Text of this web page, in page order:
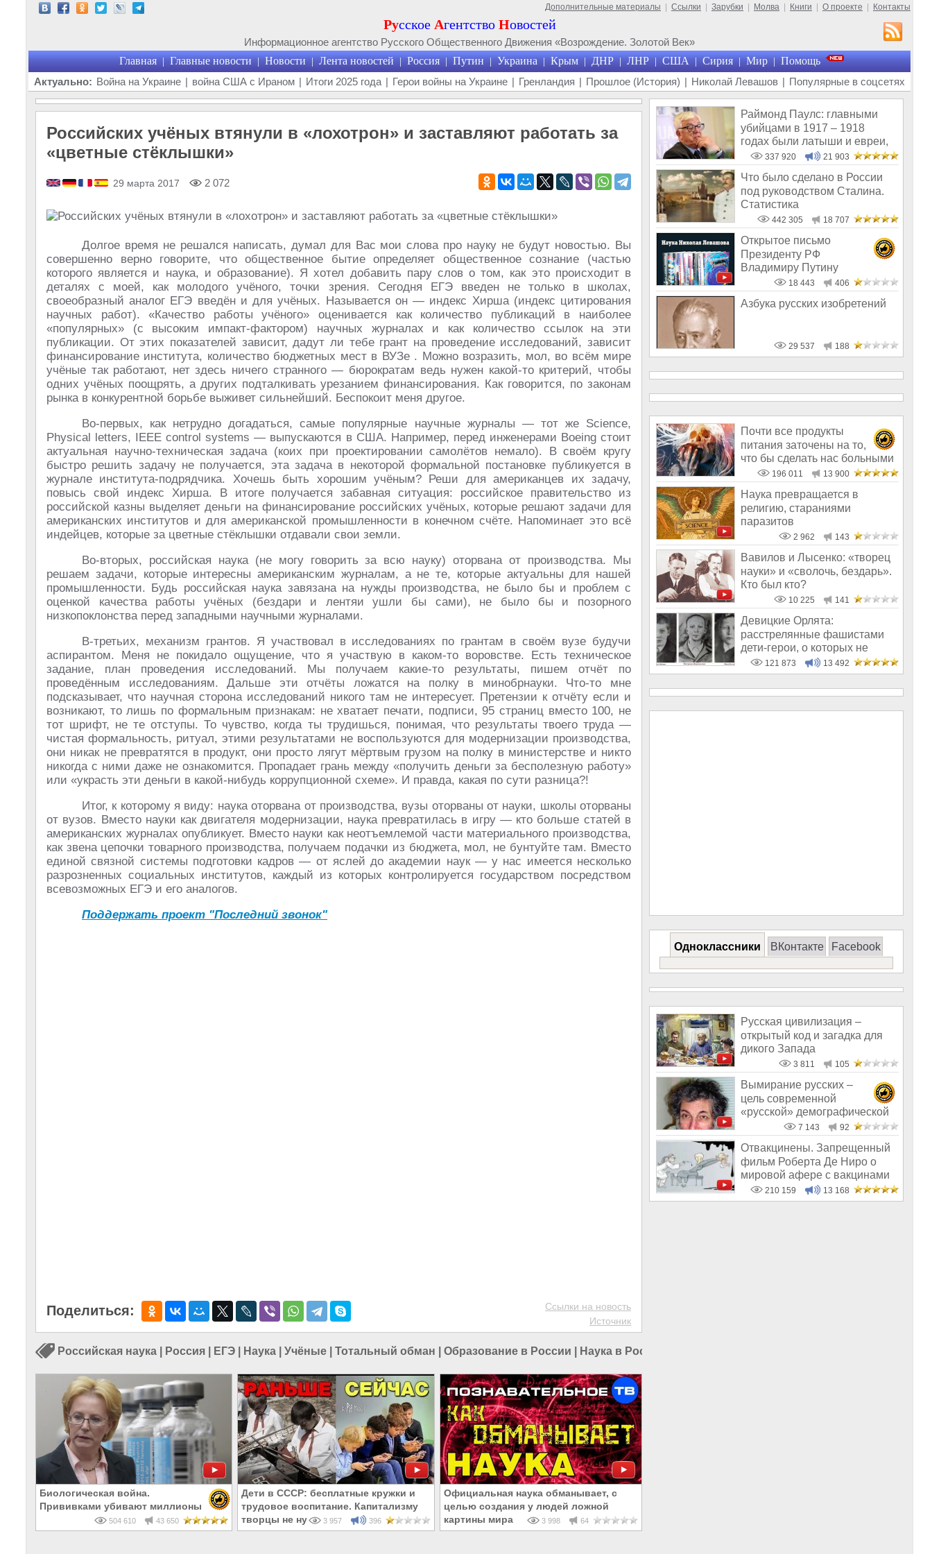
Дополнительные материалы Ссылки Зарубки Молва Книги О проекте Контакты
Русское Агентство Новостей
Информационное агентство Русского Общественного Движения «Возрождение. Золотой Век»
Главная | Главные новости | Новости | Лента новостей | Россия | Путин | Украина | Крым | ДНР | ЛНР | США | Сирия | Мир | Помощь
Актуально: Война на Украине | война США с Ираном | Итоги 2025 года | Герои войны на Украине | Гренландия | Прошлое (История) | Николай Левашов | Популярные в соцсетях
Российских учёных втянули в «лохотрон» и заставляют работать за
«цветные стёклышки»
29 марта 2017 2 072
Долгое время не решался написать, думал для Вас мои слова про науку не будут новостью. Вы
совершенно верно говорите, что общественное бытие определяет общественное сознание (частью
которого является и наука, и образование). Я хотел добавить пару слов о том, как это происходит в
деталях с моей, как молодого учёного, точки зрения. Сегодня ЕГЭ введен не только в школах,
своеобразный аналог ЕГЭ введён и для учёных. Называется он — индекс Хирша (индекс цитирования
научных работ). «Качество работы учёного» оценивается как количество публикаций в наиболее
«популярных» (с высоким импакт-фактором) научных журналах и как количество ссылок на эти
публикации. От этих показателей зависит, дадут ли тебе грант на проведение исследований, зависит
финансирование института, количество бюджетных мест в ВУЗе . Можно возразить, мол, во всём мире
учёные так работают, нет здесь ничего странного — бюрократам ведь нужен какой-то критерий, чтобы
одних учёных поощрять, а других подталкивать урезанием финансирования. Как говорится, по законам
рынка в конкурентной борьбе выживет сильнейший. Беспокоит меня другое.
Во-первых, как нетрудно догадаться, самые популярные научные журналы — тот же Science,
Physical letters, IEEE control systems — выпускаются в США. Например, перед инженерами Boeing стоит
актуальная научно-техническая задача (коих при проектировании самолётов немало). В своём кругу
быстро решить задачу не получается, эта задача в некоторой формальной постановке публикуется в
журнале института-подрядчика. Хочешь быть хорошим учёным? Реши для американцев их задачу,
повысь свой индекс Хирша. В итоге получается забавная ситуация: российское правительство из
российской казны выделяет деньги на финансирование российских учёных, которые решают задачи для
американских институтов и для американской промышленности в конечном счёте. Напоминает это всё
индейцев, которые за цветные стёклышки отдавали свои земли.
Во-вторых, российская наука (не могу говорить за всю науку) оторвана от производства. Мы
решаем задачи, которые интересны американским журналам, а не те, которые актуальны для нашей
промышленности. Будь российская наука завязана на нужды производства, не было бы и проблем с
оценкой качества работы учёных (бездари и лентяи ушли бы сами), не было бы и позорного
низкопоклонства перед западными научными журналами.
В-третьих, механизм грантов. Я участвовал в исследованиях по грантам в своём вузе будучи
аспирантом. Меня не покидало ощущение, что я участвую в каком-то воровстве. Есть техническое
задание, план проведения исследований. Мы получаем какие-то результаты, пишем отчёт по
проведённым исследованиям. Дальше эти отчёты ложатся на полку в минобрнауки. Что-то мне
подсказывает, что научная сторона исследований никого там не интересует. Претензии к отчёту если и
возникают, то лишь по формальным признакам: не хватает печати, подписи, 95 страниц вместо 100, не
тот шрифт, не те отступы. То чувство, когда ты трудишься, понимая, что результаты твоего труда —
чистая формальность, ритуал, этими результатами не воспользуются для модернизации производства,
они никак не превратятся в продукт, они просто лягут мёртвым грузом на полку в министерстве и никто
никогда с ними даже не ознакомится. Пропадает грань между «получить деньги за бесполезную работу»
или «украсть эти деньги в какой-нибудь коррупционной схеме». И правда, какая по сути разница?!
Итог, к которому я виду: наука оторвана от производства, вузы оторваны от науки, школы оторваны
от вузов. Вместо науки как двигателя модернизации, наука превратилась в игру — кто больше статей в
американских журналах опубликует. Вместо науки как неотъемлемой части материального производства,
как звена цепочки товарного производства, получаем подачки из бюджета, мол, не бунтуйте там. Вместо
единой связной системы подготовки кадров — от яслей до академии наук — у нас имеется несколько
разрозненных социальных институтов, каждый из которых контролируется государством посредством
всевозможных ЕГЭ и его аналогов.
Поддержать проект "Последний звонок"
Поделиться:
Ссылки на новость
Источник
Российская наука Россия ЕГЭ Наука Учёные Тотальный обман Образование в России Наука в России
Биологическая война.
Прививками убивают миллионы
504 610 43 650
Дети в СССР: бесплатные кружки и
трудовое воспитание. Капитализму
творцы не нужны3 957 396
Официальная наука обманывает, с
целью создания у людей ложной
картины мира
3 998 64
Раймонд Паулс: главными
убийцами в 1917 – 1918
годах были латыши и евреи,
а не русс
337 920 21 903
Что было сделано в России
под руководством Сталина.
Статистика
442 305 18 707
Открытое письмо
Президенту РФ
Владимиру Путину
18 443 406
Азбука русских изобретений
29 537 188
Почти все продукты
питания заточены на то,
что бы сделать нас больными
и бесплодным
196 011 13 900
Наука превращается в
религию, стараниями
паразитов
2 962 143
Вавилов и Лысенко: «творец
науки» и «сволочь, бездарь».
Кто был кто?
10 225 141
Девицкие Орлята:
расстрелянные фашистами
дети-герои, о которых не
рассказывают в шк
121 873 13 492
Одноклассники ВКонтакте Facebook
Русская цивилизация –
открытый код и загадка для
дикого Запада
3 811 105
Вымирание русских –
цель современной
«русской» демографической
7 143 92
Отвакцинены. Запрещенный
фильм Роберта Де Ниро о
мировой афере с вакцинами
210 159 13 168